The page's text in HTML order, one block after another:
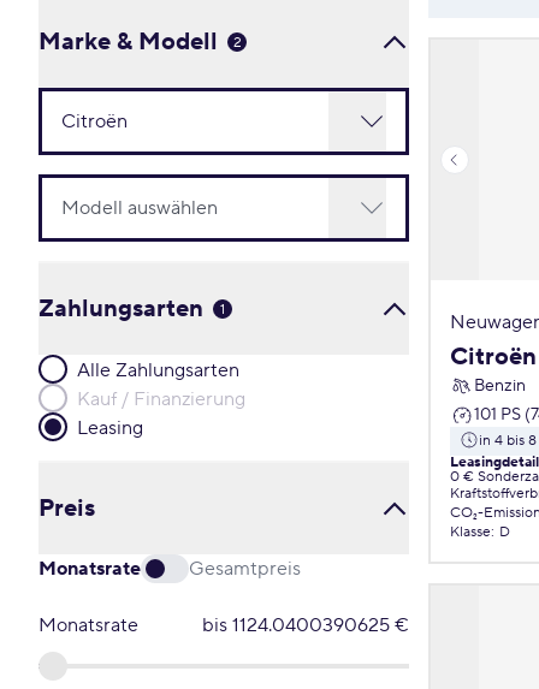
Marke & Modell 2
Zahlungsarten 1
Alle Zahlungsarten
Kauf / Finanzierung
Leasing
Preis
Monatsrate Gesamtpreis
Monatsrate bis 1124.0400390625 €
Benzin
101 PS
in 4 bis
0 €
CO₂-
Klasse: D